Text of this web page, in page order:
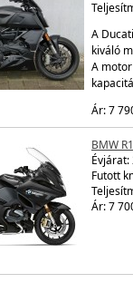
A
kiváló
A
Ár: 7
BMW
Évjárat:
Futott
Ár: 7